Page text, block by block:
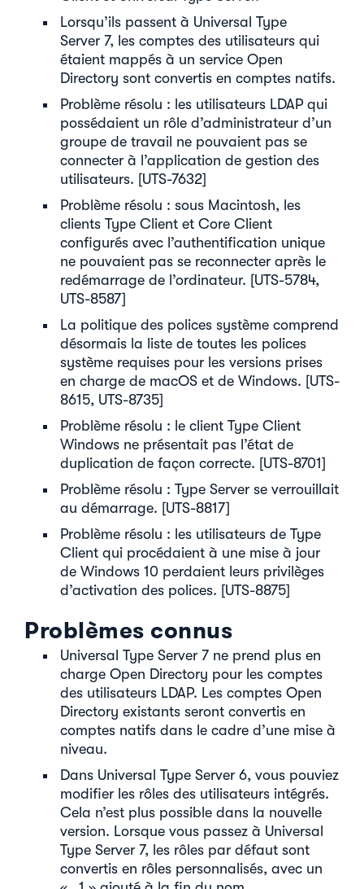
Lorsqu’ils passent à Universal Type
Server 7, les comptes des utilisateurs qui
étaient mappés à un service Open
Directory sont convertis en comptes natifs.
Problème résolu : les utilisateurs LDAP qui
possédaient un rôle d’administrateur d’un
groupe de travail ne pouvaient pas se
connecter à l’application de gestion des
utilisateurs. [UTS-7632]
Problème résolu : sous Macintosh, les
clients Type Client et Core Client
configurés avec l’authentification unique
ne pouvaient pas se reconnecter après le
redémarrage de l’ordinateur. [UTS-5784,
UTS-8587]
La politique des polices système comprend
désormais la liste de toutes les polices
système requises pour les versions prises
en charge de macOS et de Windows. [UTS-
8615, UTS-8735]
Problème résolu : le client Type Client
Windows ne présentait pas l’état de
duplication de façon correcte. [UTS-8701]
Problème résolu : Type Server se verrouillait
au démarrage. [UTS-8817]
Problème résolu : les utilisateurs de Type
Client qui procédaient à une mise à jour
de Windows 10 perdaient leurs privilèges
d’activation des polices. [UTS-8875]
Problèmes connus
Universal Type Server 7 ne prend plus en
charge Open Directory pour les comptes
des utilisateurs LDAP. Les comptes Open
Directory existants seront convertis en
comptes natifs dans le cadre d’une mise à
niveau.
Dans Universal Type Server 6, vous pouviez
modifier les rôles des utilisateurs intégrés.
Cela n’est plus possible dans la nouvelle
version. Lorsque vous passez à Universal
Type Server 7, les rôles par défaut sont
convertis en rôles personnalisés, avec un